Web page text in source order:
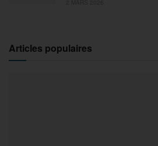
Articles populaires